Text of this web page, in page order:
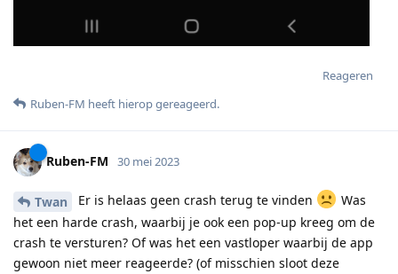
Reageren
Ruben-FM heeft hierop gereageerd.
Ruben-FM 30 mei 2023
Twan Er is helaas geen crash terug te vinden
Was
het een harde crash, waarbij je ook een pop-up kreeg om de
crash te versturen? Of was het een vastloper waarbij de app
gewoon niet meer reageerde? (of misschien sloot deze